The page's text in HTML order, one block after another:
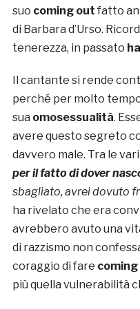
suo coming out fatto
di Barbara d’Urso.
tenerezza, in passato
Il cantante si rende
perché per molto
sua omosessualità.
avere questo segreto
davvero male. Tra le
per il fatto di dover
sbagliato, avrei dovuto
ha rivelato che era
avrebbero avuto una
di razzismo non
coraggio di fare
più quella vulnerabilità